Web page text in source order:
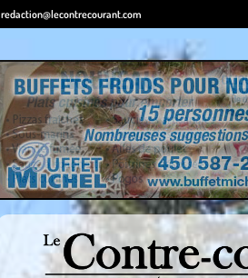
redaction@lecontrecourant.com